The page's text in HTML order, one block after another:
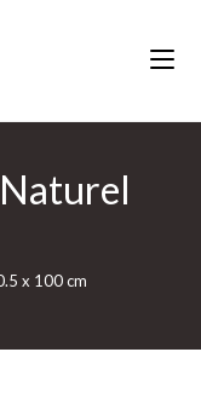
x 100 cm